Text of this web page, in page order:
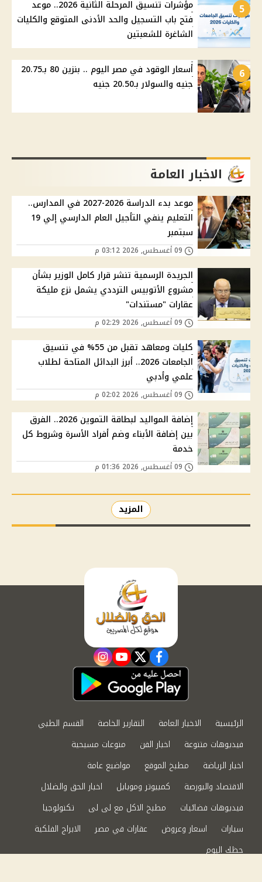
5
مؤشرات تنسيق المرحلة الثانية 2026.. موعد
فتح باب التسجيل والحد الأدنى المتوقع والكليات
الشاغرة للشعبتين
6
أسعار الوقود في مصر اليوم .. بنزين 80 بـ20.75
جنيه والسولار بـ20.50 جنيه
الاخبار العامة
موعد بدء الدراسة 2026-2027 في المدارس..
التعليم ينفي التأجيل العام الدارسي إلي 19
سبتمبر
الجريدة الرسمية تنشر قرار كامل الوزير بشأن
مشروع الأتوبيس الترددي يشمل نزع مليكة
عقارات "مستندات"
كليات ومعاهد تقبل من 55% في تنسيق
الجامعات 2026.. أبرز البدائل المتاحة لطلاب
علمي وأدبي
إضافة المواليد لبطاقة التموين 2026.. الفرق
بين إضافة الأبناء وضم أفراد الأسرة وشروط كل
خدمة
المزيد
facebook
twitter
youtube
instagram
الرئيسية الاخبار العامة التقارير الخاصة
القسم الطبي
فيديوهات متنوعة
اخبار الفن
منوعات مسيحية
اخبار الرياضة
مطبخ الموقع
مواضيع عامة
الاقتصاد والبورصة
كمبيوتر وموبايل
اخبار الحق والضلال
فيديوهات فضائيات
مطبخ الاكل مع لى لى
تكنولوجيا
سيارات
اسعار وعروض عقارات في مصر
الابراج الفلكية
حظك اليوم